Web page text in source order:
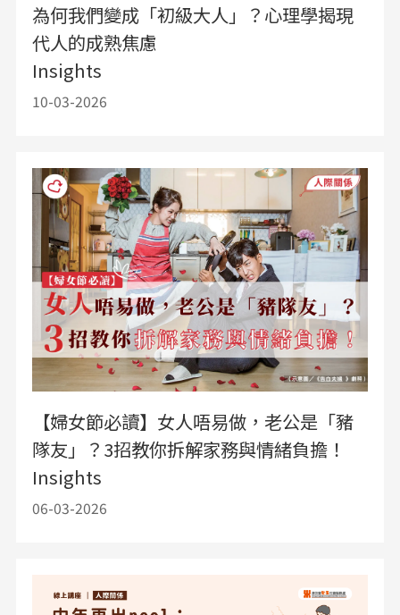
為何我們變成「初級大人」？心理學揭現
代人的成熟焦慮
Insights
10-03-2026
【婦女節必讀】女人唔易做，老公是「豬
隊友」？3招教你拆解家務與情緒負擔！
Insights
06-03-2026